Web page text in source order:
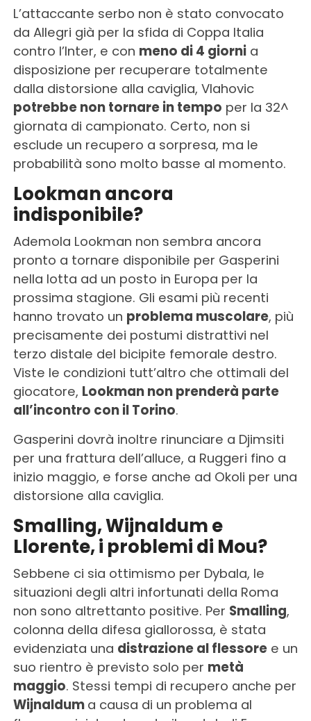
L’attaccante serbo non è stato convocato
da Allegri già per la sfida di Coppa Italia
contro l’Inter, e con meno di 4 giornia
disposizione per recuperare totalmente
dalla distorsione alla caviglia, Vlahovic
potrebbe non tornare in tempo per la 32^
giornata di campionato. Certo, non si
esclude un recupero a sorpresa, ma le
probabilità sono molto basse al momento.
Lookman ancora
indisponibile?
Ademola Lookman non sembra ancora
pronto a tornare disponibile per Gasperini
nella lotta ad un posto in Europa per la
prossima stagione. Gli esami più recenti
hanno trovato un problema muscolare, più
precisamente dei postumi distrattivi nel
terzo distale del bicipite femorale destro.
Viste le condizioni tutt’altro che ottimali del
giocatore, Lookman non prenderà parte
all’incontro con il Torino.
Gasperini dovrà inoltre rinunciare a Djimsiti
per una frattura dell’alluce, a Ruggeri fino a
inizio maggio, e forse anche ad Okoli per una
distorsione alla caviglia.
Smalling, Wijnaldum e
Llorente, i problemi di Mou?
Sebbene ci sia ottimismo per Dybala, le
situazioni degli altri infortunati della Roma
non sono altrettanto positive. Per Smalling,
colonna della difesa giallorossa, è stata
evidenziata una distrazione al flessoree un
suo rientro è previsto solo per metà
maggio. Stessi tempi di recupero anche per
Wijnaldum a causa di un problema al